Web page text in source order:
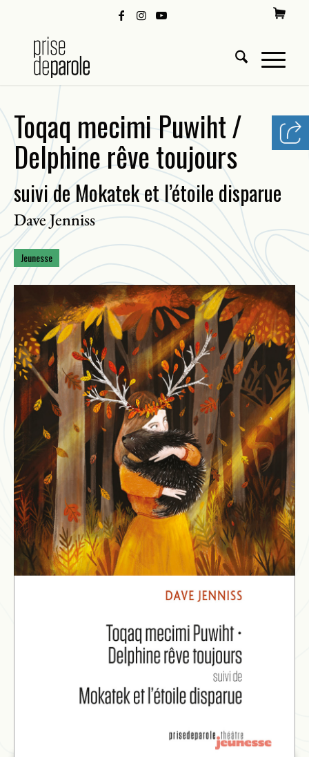
Toqaq mecimi Puwiht /
Delphine rêve toujours
suivi de Mokatek et l’étoile disparue
Dave Jenniss
Jeunesse